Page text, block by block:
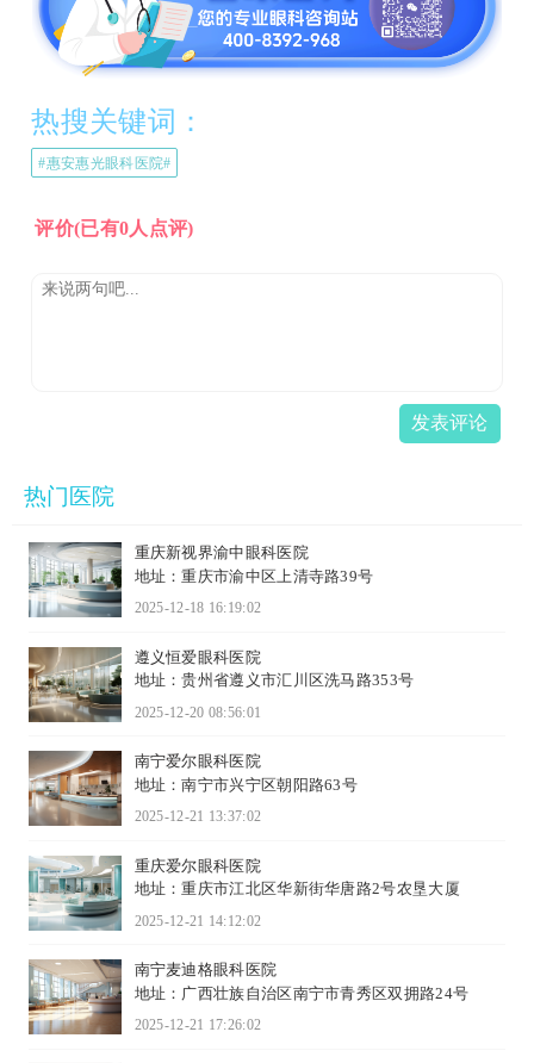
热搜关键词：
#惠安惠光眼科医院#
评价(已有0人点评)
发表评论
热门医院
重庆新视界渝中眼科医院
地址：重庆市渝中区上清寺路39号
2025-12-18 16:19:02
遵义恒爱眼科医院
地址：贵州省遵义市汇川区洗马路353号
2025-12-20 08:56:01
南宁爱尔眼科医院
地址：南宁市兴宁区朝阳路63号
2025-12-21 13:37:02
重庆爱尔眼科医院
地址：重庆市江北区华新街华唐路2号农垦大厦
2025-12-21 14:12:02
南宁麦迪格眼科医院
地址：广西壮族自治区南宁市青秀区双拥路24号
2025-12-21 17:26:02